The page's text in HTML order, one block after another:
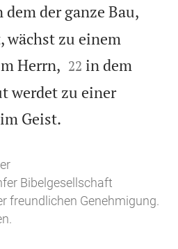
dem der ganze Bau,
wächst zu einem
Herrn, 

22 in dem
werdet zu einer
Geist.
Bibelgesellschaft
freundlichen Genehmigung.